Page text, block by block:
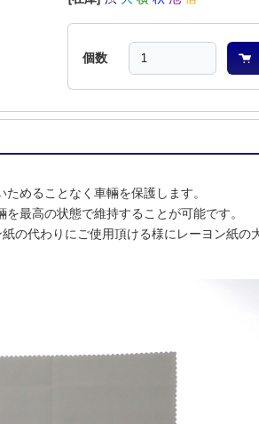
個数
めることなく車輛を保護します。
最高の状態で維持することが可能です。
の代わりにご使用頂ける様にレーヨン紙の